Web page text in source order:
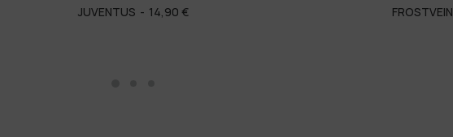
JUVENTUS 14,90 € FROSTVEIN